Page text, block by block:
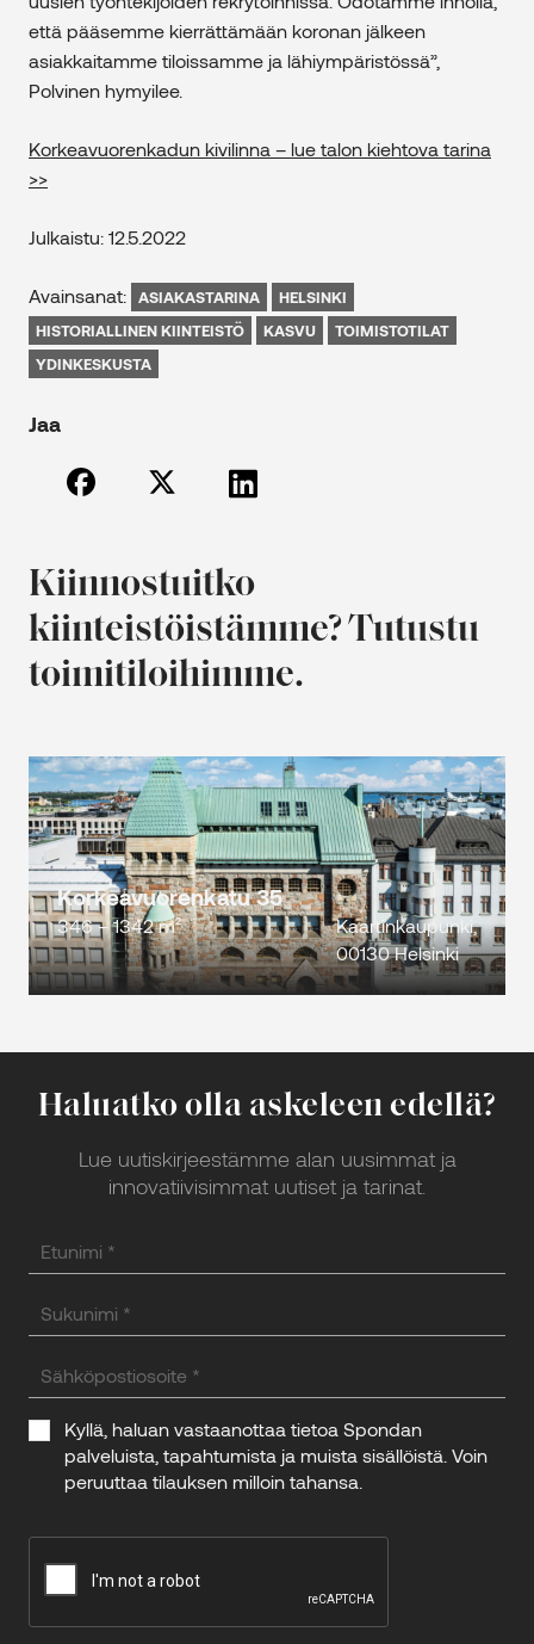
että pääsemme kierrättämään koronan jälkeen
asiakkaitamme tiloissamme ja lähiympäristössä”,
Polvinen hymyilee.
Korkeavuorenkadun kivilinna – lue talon kiehtova tarina
>>
Julkaistu: 12.5.2022
Avainsanat: ASIAKASTARINA
HELSINKI
HISTORIALLINEN KIINTEISTÖ
KASVU
TOIMISTOTILAT
YDINKESKUSTA
Jaa
Kiinnostuitko
kiinteistöistämme? Tutustu
toimitiloihimme.
Korkeavuorenkatu 35
346 – 1342 m²
Kaartinkaupunki,
00130 Helsinki